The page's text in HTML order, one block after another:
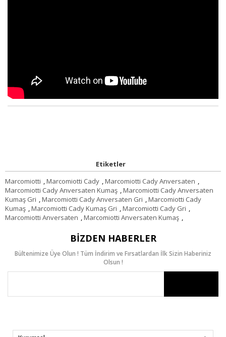
Etiketler
Marcomiotti ,Marcomiotti Cady ,Marcomiotti Cady Anversaten ,
Marcomiotti Cady Anversaten Kumaş ,Marcomiotti Cady Anversaten
Kumaş Gri ,Marcomiotti Cady Anversaten Gri ,Marcomiotti Cady
Kumaş ,Marcomiotti Cady Kumaş Gri ,Marcomiotti Cady Gri ,
Marcomiotti Anversaten ,Marcomiotti Anversaten Kumaş ,
BIZDEN HABERLER
Bültenimize Üye Olun ! Tüm İndirim ve Fırsatlardan İlk Sizin Haberiniz
Olsun !